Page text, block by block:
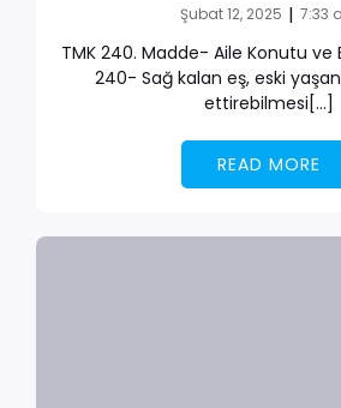
Şubat 12, 2025 | 7:33
TMK 240. Madde- Aile Konutu ve
240- Sağ kalan eş, eski
ettirebilmesi[…]
READ MORE